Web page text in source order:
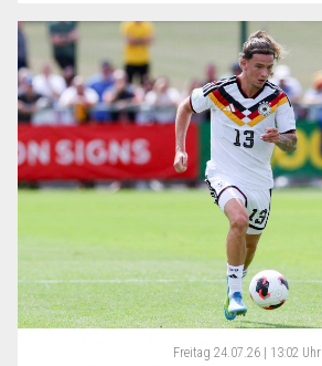
Freitag 24.07.26 | 13:02 Uhr